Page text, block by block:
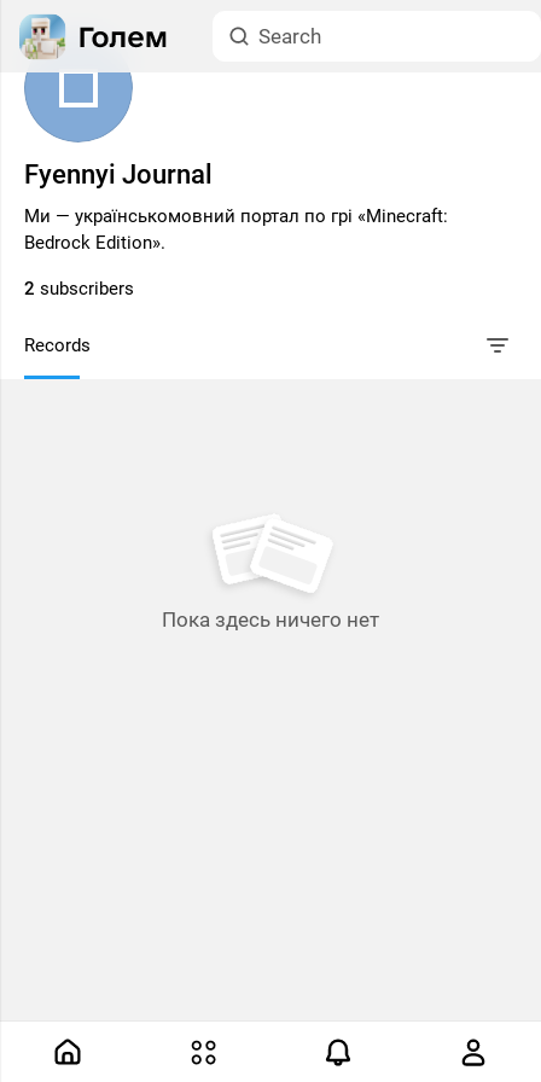
Fyennyi Journal
Ми — українськомовний портал по грі «Minecraft:
Bedrock Edition».
2 subscribers
Records
Пока здесь ничего нет